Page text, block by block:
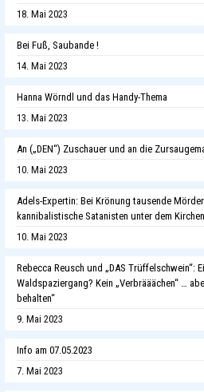
18. Mai 2023
Bei Fuß, Saubande !
14. Mai 2023
Hanna Wörndl und das Handy-Thema
13. Mai 2023
An („DEN“) Zuschauer und an die
10. Mai 2023
Adels-Expertin: Bei Krönung tausende
kannibalistische Satanisten unter dem
10. Mai 2023
Rebecca Reusch und „DAS Trüffelschwein“:
Waldspaziergang? Kein „Verbrääächen“ …
behalten“
9. Mai 2023
Info am 07.05.2023
7. Mai 2023